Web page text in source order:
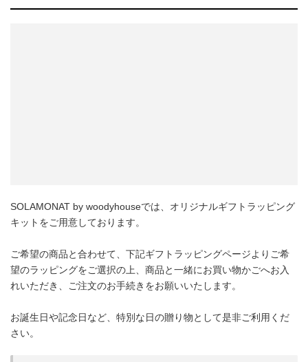
SOLAMONAT by woodyhouseでは、オリジナルギフトラッピング
キットをご用意しております。
ご希望の商品と合わせて、下記ギフトラッピングページよりご希
望のラッピングをご選択の上、商品と一緒にお買い物かごへお入
れいただき、ご注文のお手続きをお願いいたします。
お誕生日や記念日など、特別な日の贈り物として是非ご利用くだ
さい。